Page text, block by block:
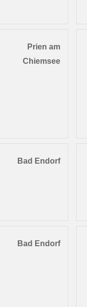
Prien am
Chiemsee
Bad Endorf
Bad Endorf